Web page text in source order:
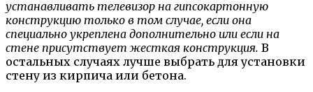
устанавливать телевизор на гипсокартонную
конструкцию только в том случае, если она
специально укреплена дополнительно или если на
стене присутствует жесткая конструкция. В
остальных случаях лучше выбрать для установки
стену из кирпича или бетона.